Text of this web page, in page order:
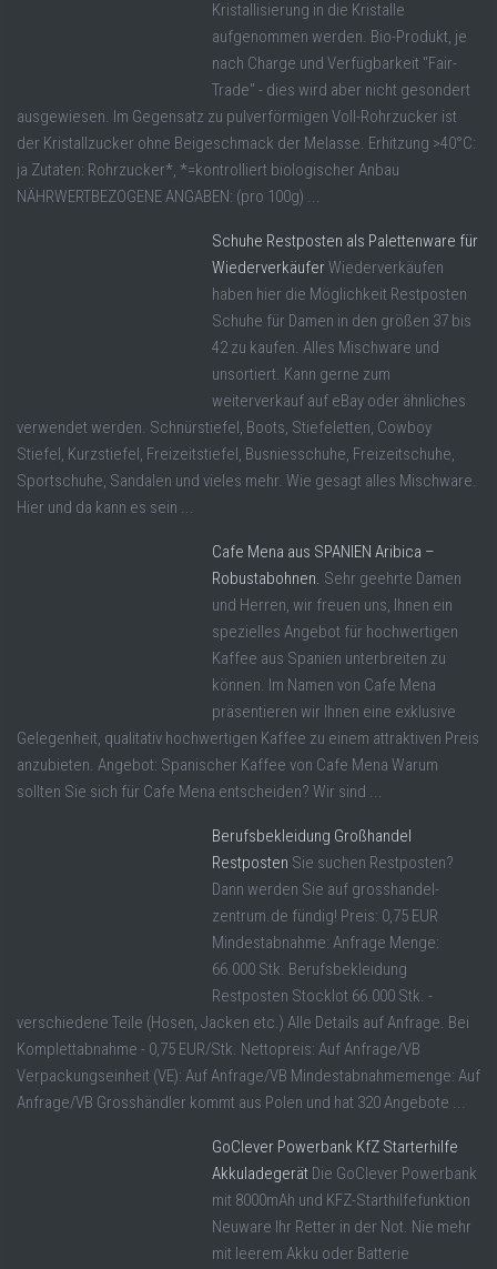
Kristallisierung in die Kristalle
aufgenommen werden. Bio-Produkt, je
nach Charge und Verfügbarkeit "Fair-
Trade" - dies wird aber nicht gesondert
ausgewiesen. Im Gegensatz zu pulverförmigen Voll-Rohrzucker ist
der Kristallzucker ohne Beigeschmack der Melasse. Erhitzung >40°C:
ja Zutaten: Rohrzucker*, *=kontrolliert biologischer Anbau
NÄHRWERTBEZOGENE ANGABEN: (pro 100g) ...
Schuhe Restposten als Palettenware für
WiederverkäuferWiederverkäufen
haben hier die Möglichkeit Restposten
Schuhe für Damen in den größen 37 bis
42 zu kaufen. Alles Mischware und
unsortiert. Kann gerne zum
weiterverkauf auf eBay oder ähnliches
verwendet werden. Schnürstiefel, Boots, Stiefeletten, Cowboy
Stiefel, Kurzstiefel, Freizeitstiefel, Busniesschuhe, Freizeitschuhe,
Sportschuhe, Sandalen und vieles mehr. Wie gesagt alles Mischware.
Hier und da kann es sein ...
Cafe Mena aus SPANIEN Aribica –
Robustabohnen. Sehr geehrte Damen
und Herren, wir freuen uns, Ihnen ein
spezielles Angebot für hochwertigen
Kaffee aus Spanien unterbreiten zu
können. Im Namen von Cafe Mena
präsentieren wir Ihnen eine exklusive
Gelegenheit, qualitativ hochwertigen Kaffee zu einem attraktiven Preis
anzubieten. Angebot: Spanischer Kaffee von Cafe Mena Warum
sollten Sie sich für Cafe Mena entscheiden? Wir sind ...
Berufsbekleidung Großhandel
Restposten Sie suchen Restposten?
Dann werden Sie auf grosshandel-
zentrum.de fündig! Preis: 0,75 EUR
Mindestabnahme: Anfrage Menge:
66.000 Stk. Berufsbekleidung
Restposten Stocklot 66.000 Stk. -
verschiedene Teile (Hosen, Jacken etc.) Alle Details auf Anfrage. Bei
Komplettabnahme - 0,75 EUR/Stk. Nettopreis: Auf Anfrage/VB
Verpackungseinheit (VE): Auf Anfrage/VB Mindestabnahmemenge: Auf
Anfrage/VB Grosshändler kommt aus Polen und hat 320 Angebote ...
GoClever Powerbank KfZ Starterhilfe
Akkuladegerät Die GoClever Powerbank
mit 8000mAh und KFZ-Starthilfefunktion
Neuware Ihr Retter in der Not. Nie mehr
mit leerem Akku oder Batterie